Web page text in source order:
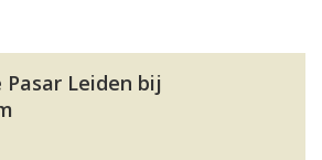
Leiden bij